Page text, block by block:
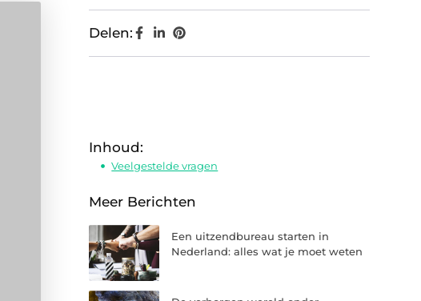
Delen:
Inhoud:
Veelgestelde vragen
Meer Berichten
Een uitzendbureau starten in
Nederland: alles wat je moet weten